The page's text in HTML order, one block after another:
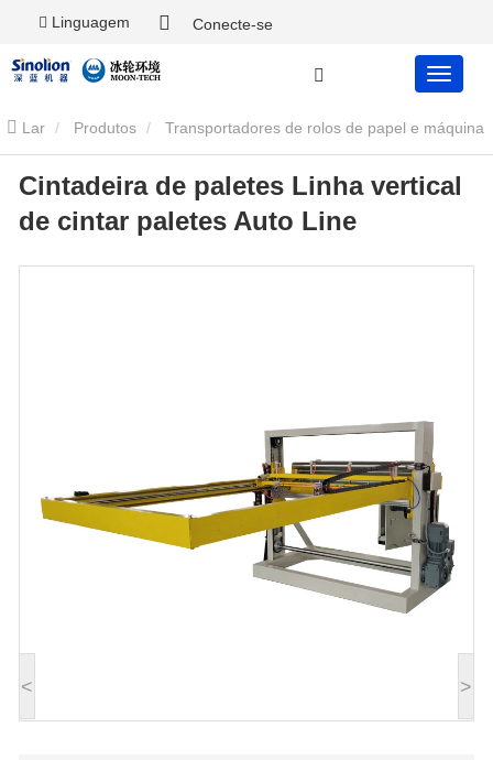
Linguagem Conecte-se
Lar Produtos Transportadores de rolos de papel e máquina
de embrulhar Cintadeira de paletes Linha vertical de cintar
paletes Auto Line
< >
Cintadeira de paletes Linha vertical
de cintar paletes Auto Line